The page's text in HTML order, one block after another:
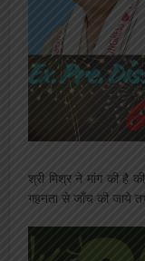
श्री मिश्र ने मांग की है
गहनता से जाँच की जाये